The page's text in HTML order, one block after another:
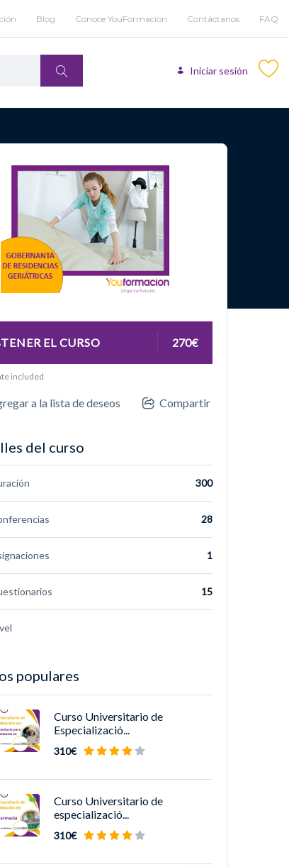
Blog Conoce YouFormacion Contáctanos FAQ
Iniciar sesión
EL CURSO 270€
included
a la lista de deseos Compartir
del curso
300
28
1
15
populares
Curso Universitario de
Especializació...
310€
Curso Universitario de
especializació...
310€